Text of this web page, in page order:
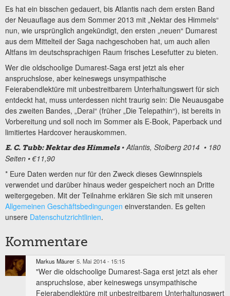
Es hat ein bisschen gedauert, bis Atlantis nach dem ersten Band
der Neuauflage aus dem Sommer 2013 mit „Nektar des Himmels“
nun, wie ursprünglich angekündigt, den ersten „neuen“ Dumarest
aus dem Mittelteil der Saga nachgeschoben hat, um auch allen
Altfans im deutschsprachigen Raum frisches Lesefutter zu bieten.
Wer die oldschoolige Dumarest-Saga erst jetzt als eher
anspruchslose, aber keineswegs unsympathische
Feierabendlektüre mit unbestreitbarem Unterhaltungswert für sich
entdeckt hat, muss unterdessen nicht traurig sein: Die Neuausgabe
des zweiten Bandes, „Derai“ (früher „Die Telepathin“), ist bereits in
Vorbereitung und soll noch im Sommer als E-Book, Paperback und
limitiertes Hardcover herauskommen.
E. C. Tubb: Nektar des Himmels• Atlantis, Stolberg 2014 • 180
Seiten • €11,90
* Eure Daten werden nur für den Zweck dieses Gewinnspiels
verwendet und darüber hinaus weder gespeichert noch an Dritte
weitergegeben. Mit der Teilnahme erklären Sie sich mit unseren
Allgemeinen Geschäftsbedingungen einverstanden. Es gelten
unsere Datenschutzrichtlinien.
Kommentare
Markus Mäurer 5. Mai 2014 - 15:15
"Wer die oldschoolige Dumarest-Saga erst jetzt als eher
anspruchslose, aber keineswegs unsympathische
Feierabendlektüre mit unbestreitbarem Unterhaltungswert